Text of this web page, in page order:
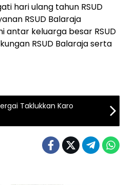
hari ulang tahun RSUD
RSUD Balaraja
keluarga besar RSUD
RSUD Balaraja serta
Taklukkan Karo